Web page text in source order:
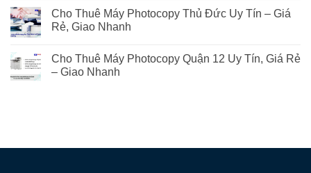
Cho Thuê Máy Photocopy Thủ Đức Uy Tín – Giá
Rẻ, Giao Nhanh
Cho Thuê Máy Photocopy Quận 12 Uy Tín, Giá Rẻ
– Giao Nhanh